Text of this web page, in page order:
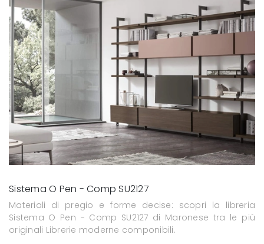
Sistema O Pen - Comp SU2127
Materiali di pregio e forme decise: scopri la libreria
Sistema O Pen - Comp SU2127 di Maronese tra le più
originali Librerie moderne componibili.